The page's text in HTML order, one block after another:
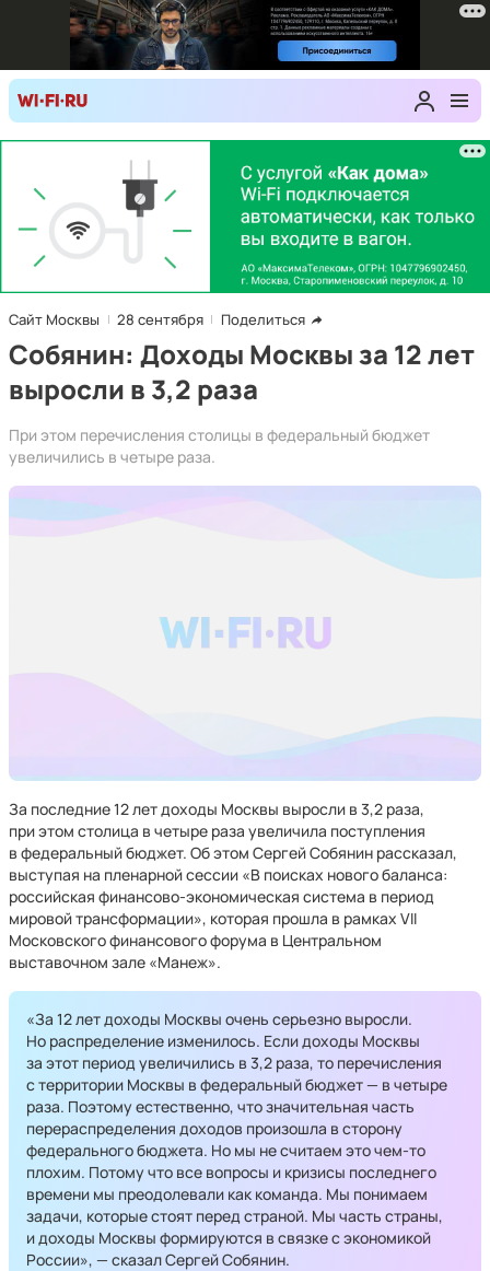
Сайт Москвы 28 сентября Поделиться
Собянин: Доходы Москвы за 12 лет
выросли в 3,2 раза
При этом перечисления столицы в федеральный бюджет
увеличились в четыре раза.
За последние 12 лет доходы Москвы выросли в 3,2 раза,
при этом столица в четыре раза увеличила поступления
в федеральный бюджет. Об этом Сергей Собянин рассказал,
выступая на пленарной сессии «В поисках нового баланса:
российская финансово-экономическая система в период
мировой трансформации», которая прошла в рамках VII
Московского финансового форума в Центральном
выставочном зале «Манеж».
«За 12 лет доходы Москвы очень серьезно выросли.
Но распределение изменилось. Если доходы Москвы
за этот период увеличились в 3,2 раза, то перечисления
с территории Москвы в федеральный бюджет — в четыре
раза. Поэтому естественно, что значительная часть
перераспределения доходов произошла в сторону
федерального бюджета. Но мы не считаем это чем-то
плохим. Потому что все вопросы и кризисы последнего
времени мы преодолевали как команда. Мы понимаем
задачи, которые стоят перед страной. Мы часть страны,
и доходы Москвы формируются в связке с экономикой
России», — сказал Сергей Собянин.